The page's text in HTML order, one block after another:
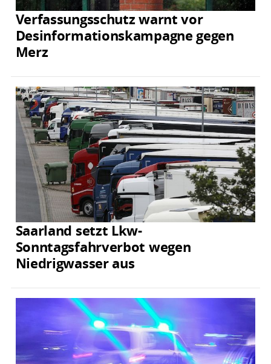
Verfassungsschutz warnt vor
Desinformationskampagne gegen
Merz
Saarland setzt Lkw-
Sonntagsfahrverbot wegen
Niedrigwasser aus